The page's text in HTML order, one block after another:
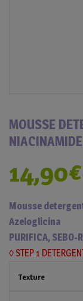
MOUSSE
14,90€
Mousse
Azeloglicina
PURIFICA, SEBO-
◊ STEP 1
Texture